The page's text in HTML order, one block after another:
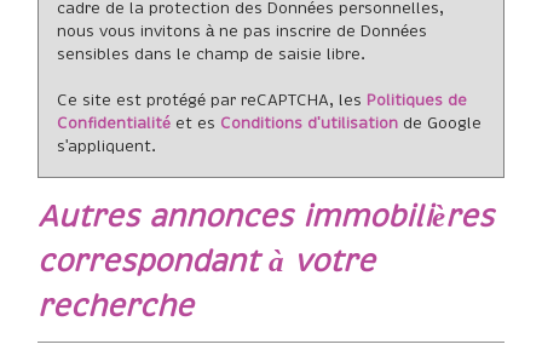
cadre de la protection des Données personnelles,
nous vous invitons à ne pas inscrire de Données
sensibles dans le champ de saisie libre.
Ce site est protégé par reCAPTCHA, les
Politiques de
Confidentialité et es Conditions d'utilisation de Google
s'appliquent.
autres annonces immobilières
correspondant à votre
recherche